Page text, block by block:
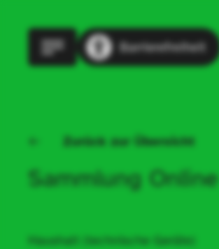
Barrierefreiheit
Zurück zur Übersicht
Sammlung Online
Haushalt (technische Geräte)